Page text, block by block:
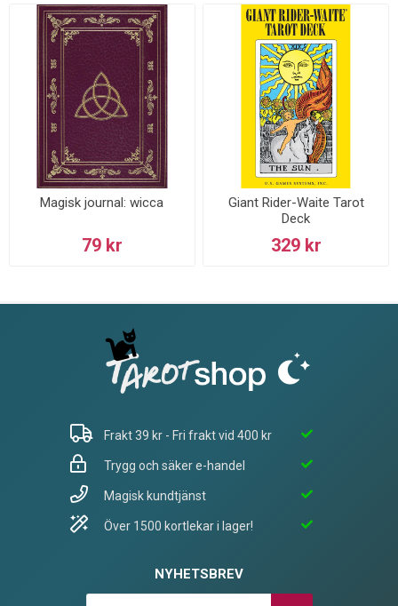
Magisk journal: wicca
79 kr
Giant Rider-Waite Tarot
Deck
329 kr
Frakt 39 kr - Fri frakt vid 400 kr
Trygg och säker e-handel
Magisk kundtjänst
Över 1500 kortlekar i lager!
NYHETSBREV